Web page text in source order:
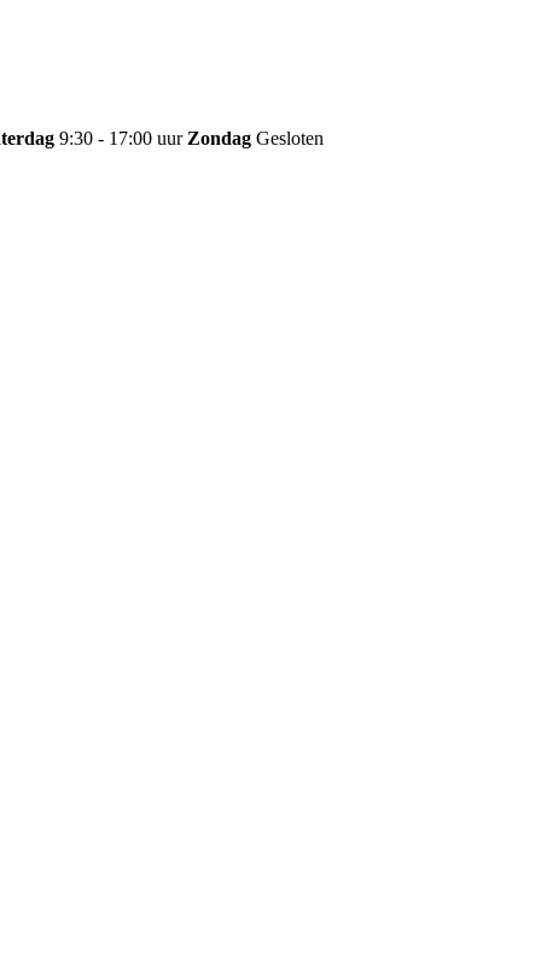
9:30 - 17:00 uur Zondag Gesloten